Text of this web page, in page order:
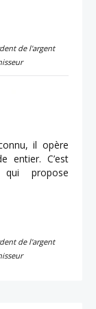
de l'argent
il opère
entier. C’est
propose
de l'argent